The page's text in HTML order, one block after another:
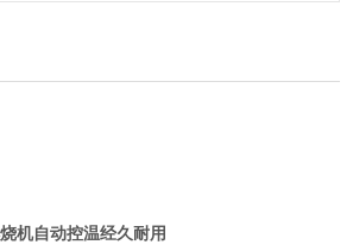
机自动控温经久耐用